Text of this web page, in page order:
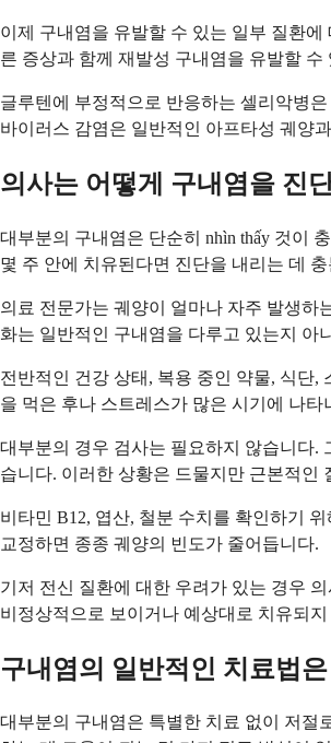
이제 구내염을 유발할 수 있는 일부 질환
른 증상과 함께 재발성 구내염을 유발할
글루텐에 부정적으로 반응하는 셀리악병
바이러스 감염은 일반적인 아프타성 궤양
의사는 어떻게 구내염을 진
대부분의 구내염은 단순히 nhìn thấy 것이
몇 주 안에 치유된다면 진단을 내리는 데
의료 전문가는 궤양이 얼마나 자주 발생하
화는 일반적인 구내염을 다루고 있는지 아
전반적인 건강 상태, 복용 중인 약물, 식단,
을 먹은 후나 스트레스가 많은 시기에 나
대부분의 경우 검사는 필요하지 않습니다.
습니다. 이러한 상황은 드물지만 근본적인
비타민 B12, 엽산, 철분 수치를 확인하기
교정하면 종종 궤양의 빈도가 줄어듭니다.
기저 전신 질환에 대한 우려가 있는 경우
비정상적으로 보이거나 예상대로 치유되
구내염의 일반적인 치료법
대부분의 구내염은 특별한 치료 없이 저절